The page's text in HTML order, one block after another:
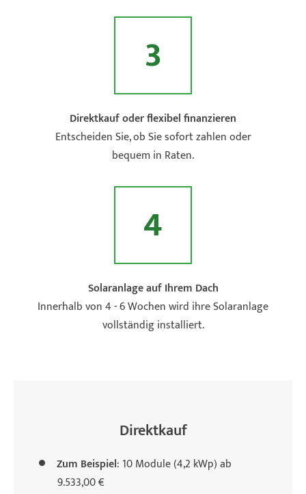
3
Direktkauf oder flexibel finanzieren
Entscheiden Sie, ob Sie sofort zahlen oder
bequem in Raten.
4
Solaranlage auf Ihrem Dach
Innerhalb von 4 - 6 Wochen wird ihre Solaranlage
vollständig installiert.
Direktkauf
Zum Beispiel: 10 Module (4,2 kWp) ab
9.533,00 €